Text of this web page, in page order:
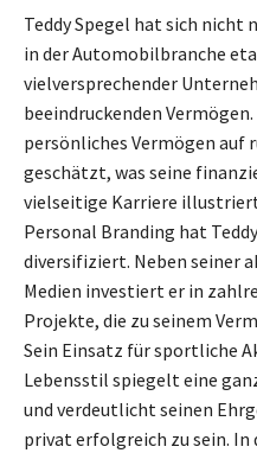
Teddy Spegel hat sich
in der Automobilbranche
vielversprechender
beeindruckenden
persönliches Vermögen auf
geschätzt, was seine
vielseitige Karriere
Personal Branding hat
diversifiziert. Neben seiner
Medien investiert er in
Projekte, die zu seinem
Sein Einsatz für sportliche
Lebensstil spiegelt eine
und verdeutlicht seinen
privat erfolgreich zu sein. In